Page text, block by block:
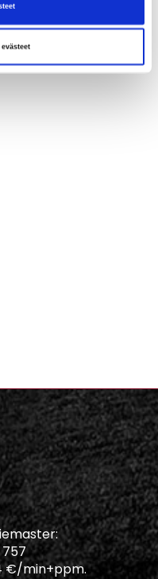
757
€/min+ppm.